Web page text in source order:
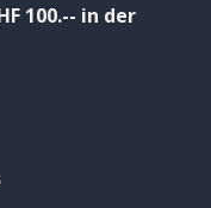
100.-- in der